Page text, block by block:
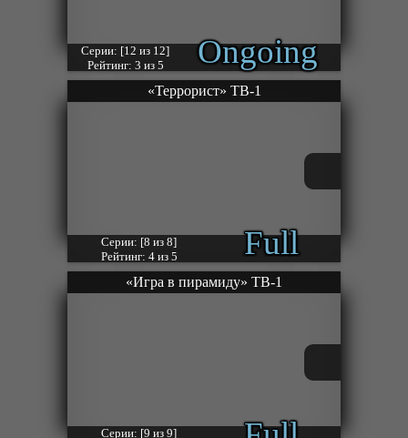
Серии: [12 из 12]
Рейтинг: 3 из 5
Ongoing
Серии: [8 из 8]
Рейтинг: 4 из 5
Full
«Террорист» ТВ-1
Серии: [9 из 9]
«Игра в пирамиду» ТВ-1